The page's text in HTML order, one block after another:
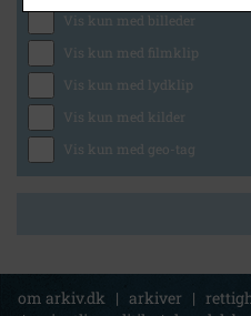
Vis kun med billeder
Vis kun med filmklip
Vis kun med lydklip
Vis kun med kilder
Vis kun med geo-tag
om arkiv.dk | arkiver |